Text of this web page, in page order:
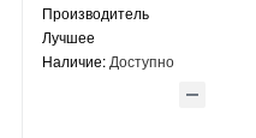
Производитель
Лучшее
Наличие: Доступно